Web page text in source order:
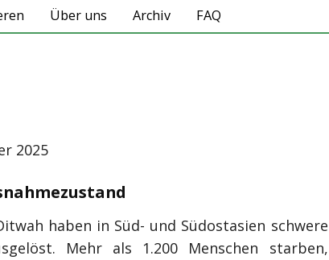
Über uns Archiv FAQ
2025
haben in Süd- und Südostasien schwere
Mehr als 1.200 Menschen starben,